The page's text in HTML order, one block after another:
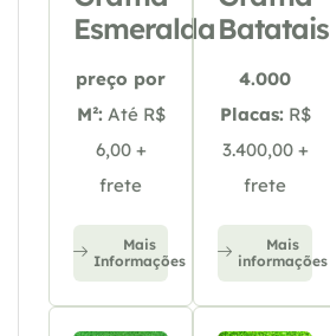
Esmeralda
preço por
M²: Até R$
6,00 +
frete
Mais
Informações
Batatais
4.000
Placas: R$
3.400,00 +
frete
Mais
informações